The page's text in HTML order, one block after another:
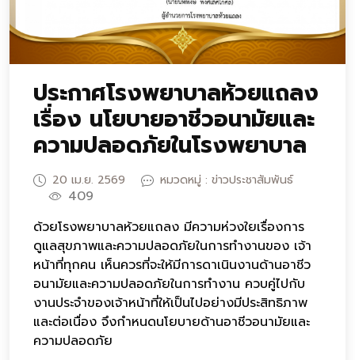
ประกาศโรงพยาบาลห้วยแถลง
เรื่อง นโยบายอาชีวอนามัยและ
ความปลอดภัยในโรงพยาบาล
20 เม.ย. 2569 หมวดหมู่ : ข่าวประชาสัมพันธ์
409
ด้วยโรงพยาบาลห้วยแถลง มีความห่วงใยเรื่องการ
ดูแลสุขภาพและความปลอดภัยในการทำงานของ เจ้า
หน้าที่ทุกคน เห็นควรที่จะให้มีการดาเนินงานด้านอาชีว
อนามัยและความปลอดภัยในการทำงาน ควบคู่ไปกับ
งานประจำของเจ้าหน้าที่ให้เป็นไปอย่างมีประสิทธิภาพ
และต่อเนื่อง จึงกำหนดนโยบายด้านอาชีวอนามัยและ
ความปลอดภัย